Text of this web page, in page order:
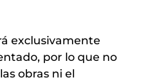
exclusivamente
por lo que no
obras ni el